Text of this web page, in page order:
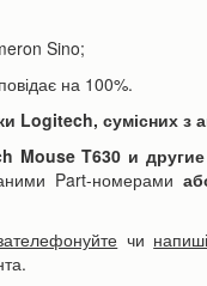
Sino;
на 100%.
сумісних з
Mouse T630 и
Part-номерами
чи